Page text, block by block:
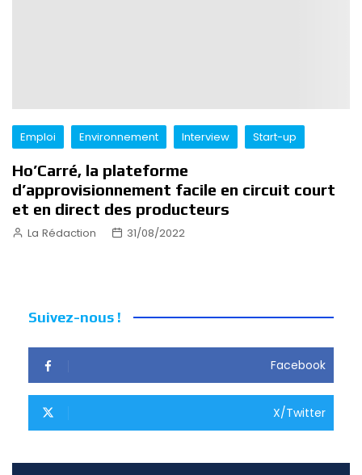
Emploi Environnement Interview Start-up
Ho’Carré, la plateforme
d’approvisionnement facile en circuit court
et en direct des producteurs
La Rédaction 31/08/2022
Suivez-nous !
Facebook
X/Twitter